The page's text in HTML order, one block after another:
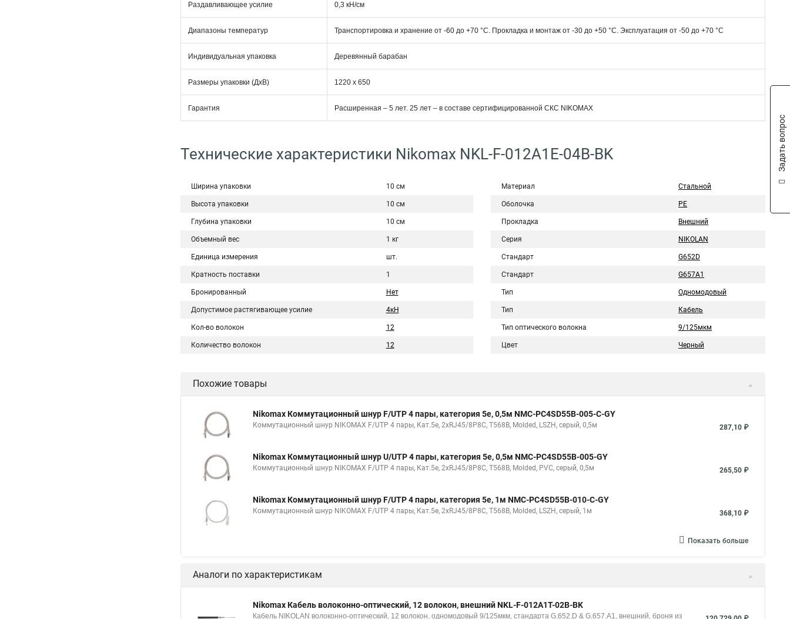
Раздавливающее усилие 0,3 кН/см
Диапазоны температур Транспортировка и хранение от -60 до +70 °C. Прокладка и монтаж от -30 до +50 °C. Эксплуатация от -50 до +70 °C
Индивидуальная упаковка Деревянный барабан
Размеры упаковки (ДхВ) 1220 х 650
Гарантия Расширенная – 5 лет. 25 лет – в составе сертифицированной СКС NIKOMAX
Технические характеристики Nikomax NKL-F-012A1E-04B-BK
Ширина упаковки 10 см
Высота упаковки 10 см
Глубина упаковки 10 см
Объемный вес 1 кг
Единица измерения шт.
Кратность поставки 1
Бронированный Нет
Допустимое растягивающее усилие 4кН
Кол-во волокон 12
Количество волокон 12
Материал Стальной
Оболочка PE
Прокладка Внешний
Серия NIKOLAN
Стандарт G652D
Стандарт G657A1
Тип Одномодовый
Тип Кабель
Тип оптического волокна 9/125мкм
Цвет Черный
Похожие товары
Nikomax Коммутационный шнур F/UTP 4 пары, категория 5е, 0,5м NMC-PC4SD55B-005-C-GY
Коммутационный шнур NIKOMAX F/UTP 4 пары, Кат.5е, 2хRJ45/8P8C, T568B, Molded, LSZH, серый, 0,5м 287,10 ₽
Nikomax Коммутационный шнур U/UTP 4 пары, категория 5е, 0,5м NMC-PC4SD55B-005-GY
Коммутационный шнур NIKOMAX F/UTP 4 пары, Кат.5е, 2хRJ45/8P8C, T568B, Molded, PVC, серый, 0,5м 265,50 ₽
Nikomax Коммутационный шнур F/UTP 4 пары, категория 5е, 1м NMC-PC4SD55B-010-C-GY
Коммутационный шнур NIKOMAX F/UTP 4 пары, Кат.5е, 2хRJ45/8P8C, T568B, Molded, LSZH, серый, 1м 368,10 ₽
Показать больше
Аналоги по характеристикам
Nikomax Кабель волоконно-оптический, 12 волокон, внешний NKL-F-012A1T-02B-BK
Кабель NIKOLAN волоконно-оптический, 12 волокон, одномодовый 9/125мкм, стандарта G.652.D & G.657.A1, внешний, броня из
Задать вопрос